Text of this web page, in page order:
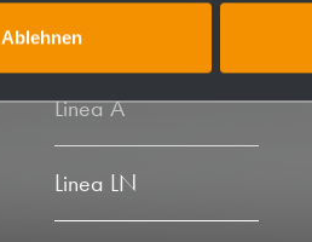
AblehnenLinee di prodotti
Linea A
Linea LN